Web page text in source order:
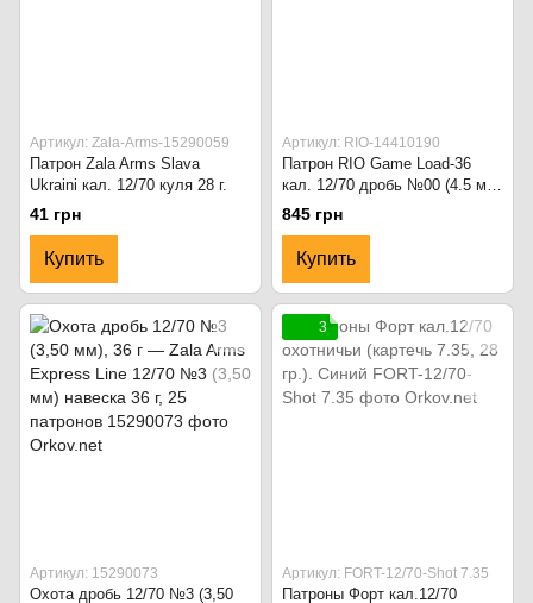
Артикул: Zala-Arms-15290059
Патрон Zala Arms Slava
Ukraini кал. 12/70 куля 28 г.
41 грн
Купить
Артикул: RIO-14410190
Патрон RIO Game Load-36
кал. 12/70 дробь №00 (4.5 мм)
навеска 36 г.
845 грн
Купить
Артикул: 15290073
Охота дробь 12/70 №3 (3,50
3
Артикул: FORT-12/70-Shot 7.35
Патроны Форт кал.12/70